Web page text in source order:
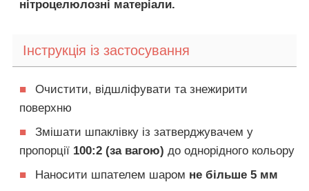
нітроцелюлозні матеріали.
Інструкція із застосування
■
Очистити, відшліфувати та знежирити
поверхню
■
Змішати шпаклівку із затверджувачем у
пропорції 100:2 (за вагою) до однорідного кольору
■
Наносити шпателем шаром не більше 5 мм